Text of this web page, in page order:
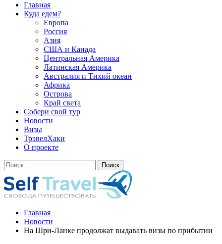
Главная
Куда едем?
Европа
Россия
Азия
США и Канада
Центральная Америка
Латинская Америка
Австралия и Тихий океан
Африка
Острова
Край света
Собери свой тур
Новости
Визы
ТрэвелХаки
О проекте
Главная
Новости
На Шри-Ланке продолжат выдавать визы по прибытии